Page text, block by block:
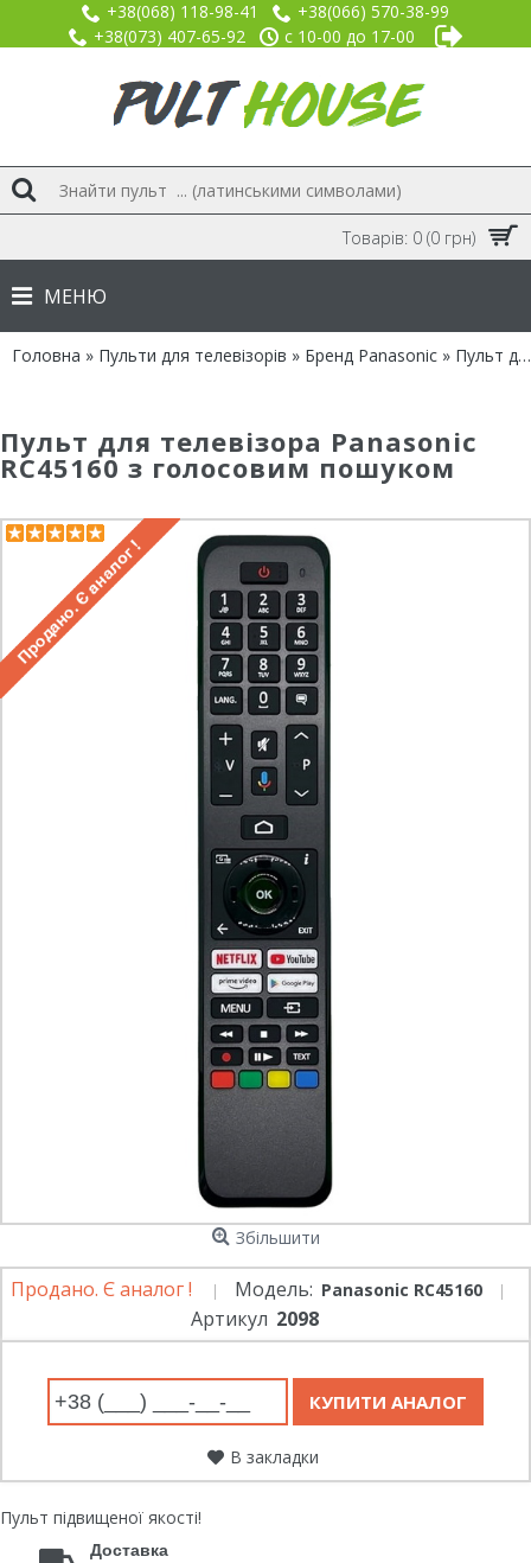
+38(068) 118-98-41
+38(066) 570-38-99
+38(073) 407-65-92
с 10-00 до 17-00
Товарів: 0 (0 грн)
МЕНЮ
Головна » Пульти для телевізорів » Бренд Panasonic » Пульт для Panasonic RC45160 з голосовим пошуком
Пульт для телевізора Panasonic
RC45160 з голосовим пошуком
Збільшити
Продано. Є аналог ! Модель: Panasonic RC45160
Артикул 2098
В закладки
Пульт підвищеної якості!
Доставка